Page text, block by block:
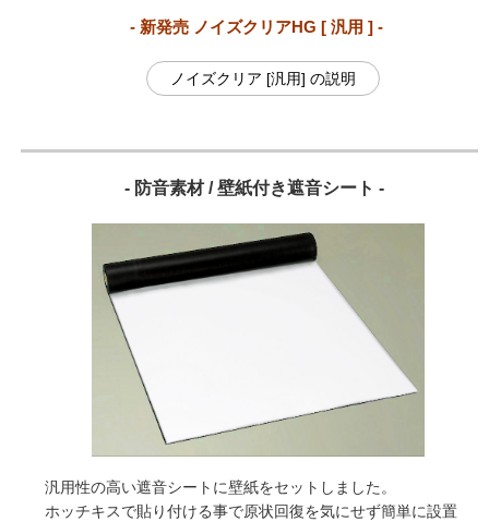
- 新発売 ノイズクリアHG [ 汎用 ] -
ノイズクリア [汎用] の説明
- 防音素材 / 壁紙付き遮音シート -
汎用性の高い遮音シートに壁紙をセットしました。
ホッチキスで貼り付ける事で原状回復を気にせず簡単に設置